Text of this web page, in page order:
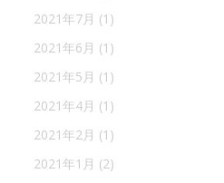
2021年7月 (1)
2021年6月 (1)
2021年5月 (1)
2021年4月 (1)
2021年2月 (1)
2021年1月 (2)